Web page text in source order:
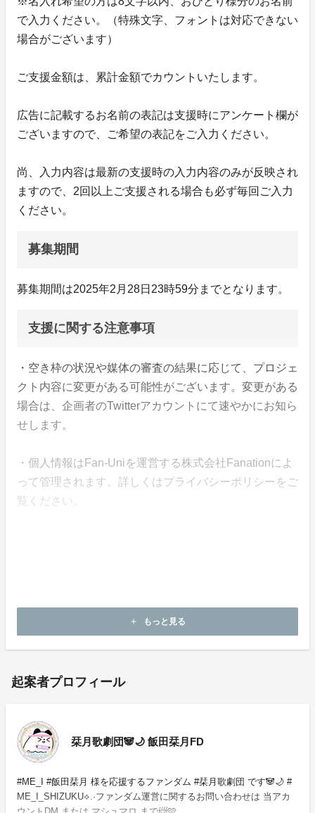
で入力ください。（特殊文字、フォントは対応できない
場合がございます）
ご支援金額は、累計金額でカウントいたします。
広告に記載するお名前の表記は支援時にアンケート欄が
ございますので、ご希望の表記をご入力ください。
尚、入力内容は最新の支援時の入力内容のみが反映され
ますので、2回以上ご支援される場合も必ず毎回ご入力
ください。
募集期間
募集期間は2025年2月28日23時59分までとなります。
支援に関する注意事項
・空き枠の状況や媒体の審査の結果に応じて、プロジェ
クト内容に変更がある可能性がございます。変更がある
場合は、企画者のTwitterアカウントにて速やかにお知ら
せします。
・個人情報はFan-Uniを運営する株式会社Fanationによ
って管理されます。詳しくはプライバシーポリシーをご
覧ください。
所等へのお問い合わせはご遠慮願います。
add もっと見る
起案者プロフィール
栞月歌劇団🐼🌙 飯田栞月FD
#ME_I #飯田栞月 様を応援するファンダム #栞月歌劇団 です🐼🌙 #
ME_I_SHIZUKU⟡.·ファンダム運営に関するお問い合わせは 当アカ